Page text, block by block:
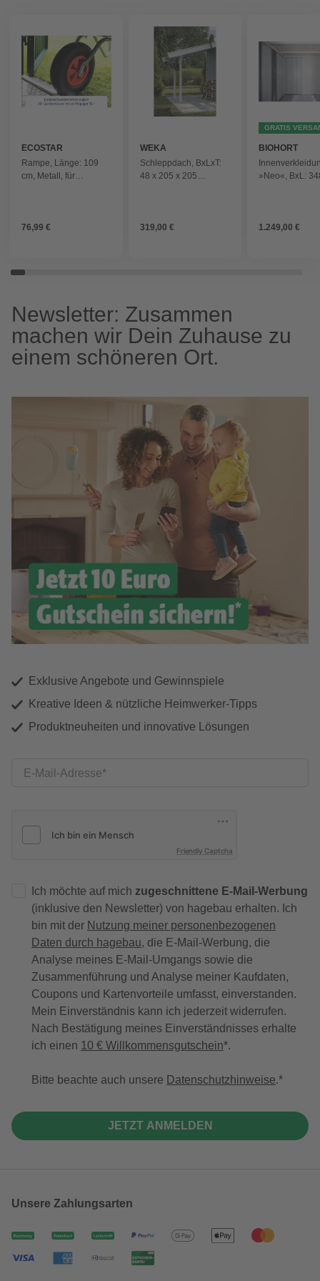
ECOSTAR
Rampe, Länge: 109
cm, Metall, für
76,99 €
WEKA
Schleppdach, BxLxT:
48 x 205 x 205
319,00 €
GRATIS
BIOHORT
»Neo«, BxL:
1.249,00 €
Newsletter: Zusammen
machen wir Dein Zuhause zu
einem schöneren Ort.
Exklusive Angebote und Gewinnspiele
Kreative Ideen & nützliche Heimwerker-Tipps
Produktneuheiten und innovative Lösungen
E-Mail-Adresse
Friendly Captcha
Ich möchte auf mich zugeschnittene E-Mail-Werbung
(inklusive den Newsletter) von hagebau erhalten. Ich
bin mit der Nutzung meiner personenbezogenen
Daten durch hagebau, die E-Mail-Werbung, die
Analyse meines E-Mail-Umgangs sowie die
Zusammenführung und Analyse meiner Kaufdaten,
Coupons und Kartenvorteile umfasst, einverstanden.
Mein Einverständnis kann ich jederzeit widerrufen.
Nach Bestätigung meines Einverständnisses erhalte
ich einen 10 € Willkommensgutschein*.
Bitte beachte auch unsere Datenschutzhinweise.
JETZT ANMELDEN
Unsere Zahlungsarten